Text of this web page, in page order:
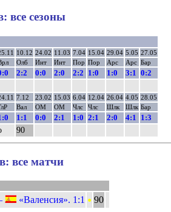
все сезоны
10.12 24.02 11.03 7.04 15.04 29.04 5.05 27.05
Олб Инт Инт Пор Пор Арс Арс Бар
2:2 0:0 2:0 2:2 1:0 1:0 3:1 0:2
7.12 23.02 15.03 6.04 12.04 26.04 4.05 28.05
Вал ОМ ОМ Члс Члс Шлк Шлк Бар
1:1 0:0 2:1 1:0 2:1 2:0 4:1 1:3
90
все матчи
«Валенсия». 1:1 • 90